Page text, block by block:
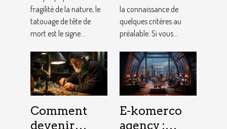
fragilité de la nature, le
tatouage de tête de
mort est le signe...
la connaissance de
quelques critères au
préalable. Si vous...
Comment
devenir
E-komerco
agency :